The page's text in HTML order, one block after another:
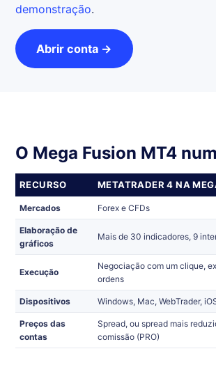
demonstração.
Abrir conta →
O Mega Fusion MT4
RECURSO METATRADER 4 NA
Mercados Forex e CFDs
Elaboração de
gráficos
Mais de 30 indicadores, 9
Execução
Negociação com um clique,
ordens
Dispositivos Windows, Mac, WebTrader,
Preços das
contas
Spread, ou spread mais
comissão (PRO)